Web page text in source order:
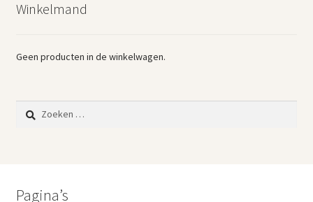
Winkelmand
Geen producten in de winkelwagen.
Zoeken
naar:
Pagina’s